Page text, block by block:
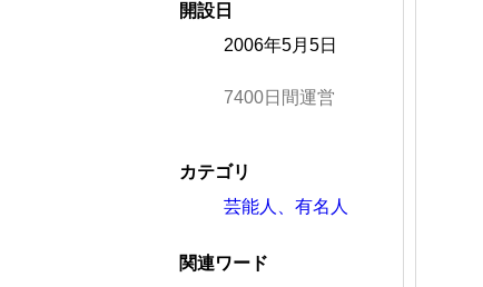
開設日
2006年5月5日
7400日間運営
カテゴリ
芸能人、有名人
関連ワード